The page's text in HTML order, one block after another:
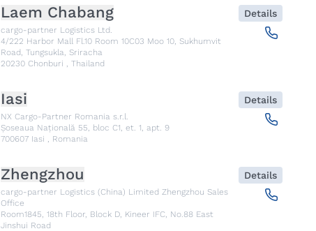
Laem Chabang
cargo-partner Logistics Ltd.
4/222 Harbor Mall Fl.10 Room 10C03 Moo 10, Sukhumvit
Road, Tungsukla, Sriracha
20230 Chonburi , Thailand
Details
Iasi
NX Cargo-Partner Romania s.r.l.
Șoseaua Națională 55, bloc C1, et. 1, apt. 9
700607 Iasi , Romania
Details
Zhengzhou
cargo-partner Logistics (China) Limited Zhengzhou Sales
Office
Room1845, 18th Floor, Block D, Kineer IFC, No.88 East
Jinshui Road
Details